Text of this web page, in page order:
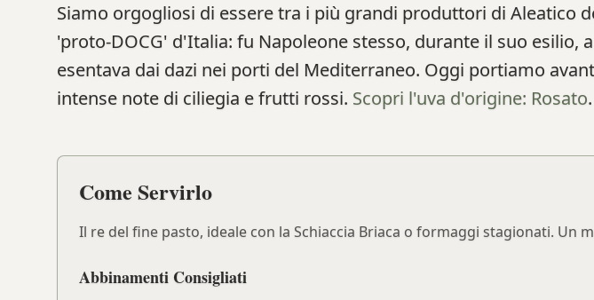
Siamo orgogliosi di essere tra i più grandi produttori di Aleatico
'proto-DOCG' d'Italia: fu Napoleone stesso, durante il suo
esentava dai dazi nei porti del Mediterraneo. Oggi portiamo
intense note di ciliegia e frutti rossi. Scopri l'uva d'origine: Rosato.
Come Servirlo
Il re del fine pasto, ideale con la Schiaccia Briaca o formaggi stagionati.
Abbinamenti Consigliati